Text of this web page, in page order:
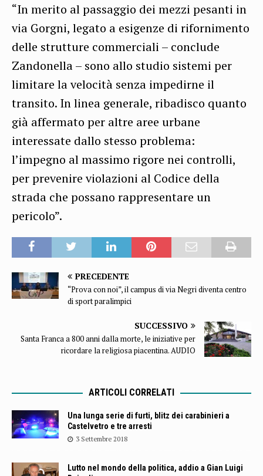
“In merito al passaggio dei mezzi pesanti in
via Gorgni, legato a esigenze di rifornimento
delle strutture commerciali – conclude
Zandonella – sono allo studio sistemi per
limitare la velocità senza impedirne il
transito. In linea generale, ribadisco quanto
già affermato per altre aree urbane
interessate dallo stesso problema:
l’impegno al massimo rigore nei controlli,
per prevenire violazioni al Codice della
strada che possano rappresentare un
pericolo”.
PRECEDENTE
“Prova con noi”, il campus di via Negri diventa centro
di sport paralimpici
SUCCESSIVO
Santa Franca a 800 anni dalla morte, le iniziative per
ricordare la religiosa piacentina. AUDIO
ARTICOLI CORRELATI
Una lunga serie di furti, blitz dei carabinieri a
Castelvetro e tre arresti
3 Settembre 2018
Lutto nel mondo della politica, addio a Gian Luigi